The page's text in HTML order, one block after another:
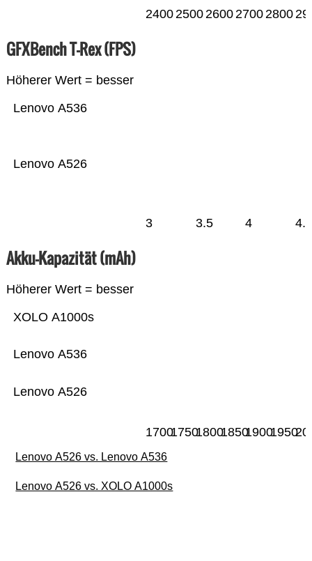
24002500260027002800
GFXBench T-Rex (FPS)
Höherer Wert = besser
Lenovo A526
Lenovo A536
3 3.5 4 4.5
Akku-Kapazität (mAh)
Höherer Wert = besser
Lenovo A526
Lenovo A536
XOLO A1000s
170017501800185019001950
Lenovo A526 vs. Lenovo A536
Lenovo A526 vs. XOLO A1000s